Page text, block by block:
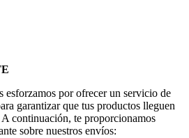
esforzamos por ofrecer un servicio de
garantizar que tus productos lleguen
continuación, te proporcionamos
sobre nuestros envíos: